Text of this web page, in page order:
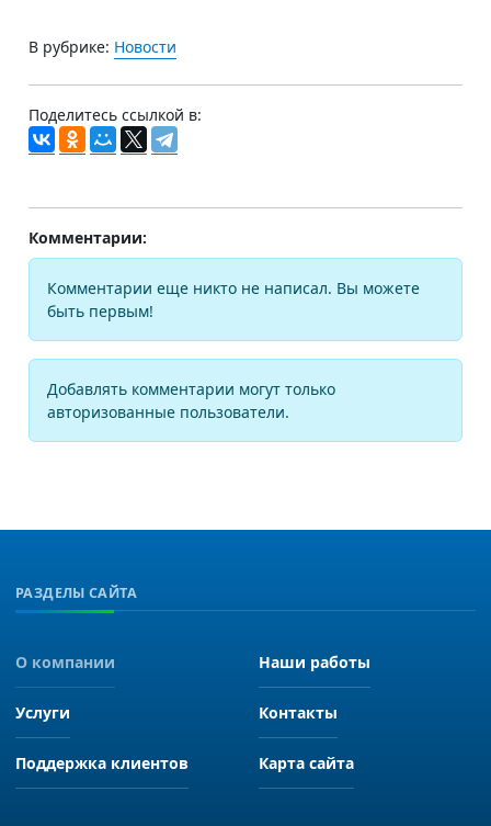
В рубрике: Новости
Поделитесь ссылкой в:
Комментарии:
Комментарии еще никто не написал. Вы можете
быть первым!
Добавлять комментарии могут только
авторизованные пользователи.
РАЗДЕЛЫ САЙТА
О компании Наши работы
Услуги Контакты
Поддержка клиентов Карта сайта